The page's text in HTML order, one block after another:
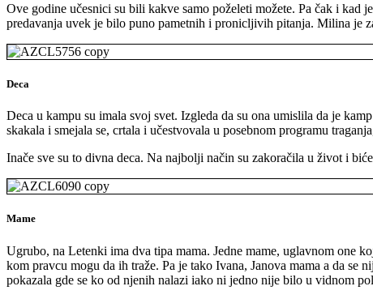
Ove godine učesnici su bili kakve samo poželeti možete. Pa čak i kad
predavanja uvek je bilo puno pametnih i pronicljivih pitanja. Milina je
Deca
Deca u kampu su imala svoj svet. Izgleda da su ona umislila da je
skakala i smejala se, crtala i učestvovala u posebnom programu
Inače sve su to divna deca. Na najbolji način su zakoračila u život i
Mame
Ugrubo, na Letenki ima dva tipa mama. Jedne mame, uglavnom one
kom pravcu mogu da ih traže. Pa je tako Ivana, Janova mama a da se
pokazala gde se ko od njenih nalazi iako ni jedno nije bilo u vidnom